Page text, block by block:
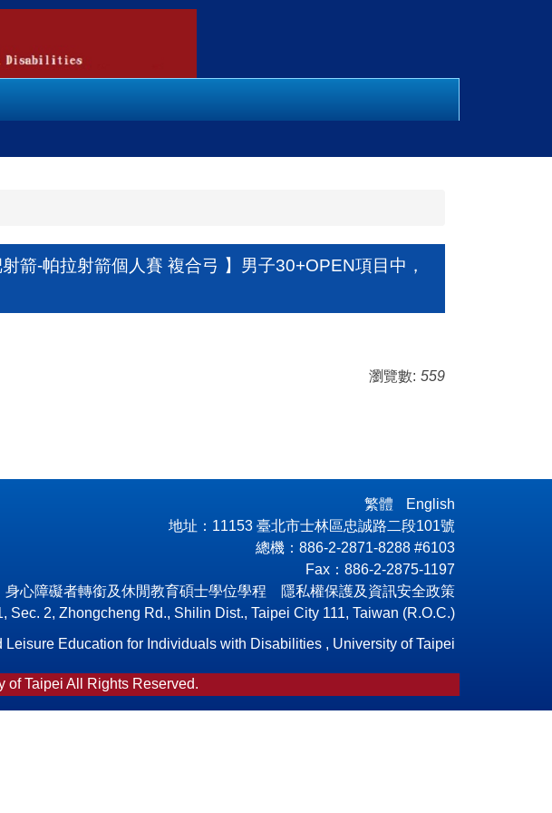
箭-帕拉射箭個人賽 複合弓 】男子30+OPEN項目中，
瀏覽數: 559
繁體
English
地址：11153 臺北市士林區忠誠路二段101號
總機：886-2-2871-8288 #6103
Fax：886-2-2875-1197
身心障礙者轉銜及休閒教育碩士學位學程 隱私權保護及資訊安全政策
Sec. 2, Zhongcheng Rd., Shilin Dist., Taipei City 111, Taiwan (R.O.C.)
Leisure Education for Individuals with Disabilities , University of Taipei
of Taipei All Rights Reserved.